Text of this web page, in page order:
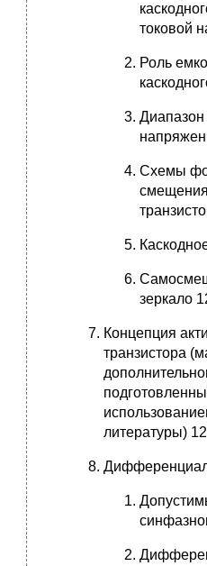
токовой
Роль
Схемы
смещения
зеркало
Концепция
транзистора
литературы)